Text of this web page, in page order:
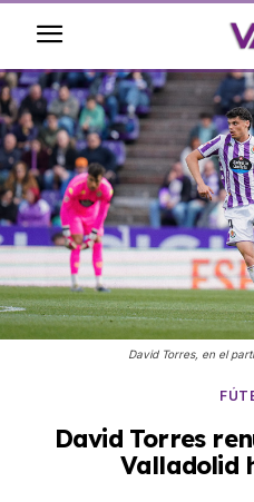
David Torres, en el
David Torres
Valladolid